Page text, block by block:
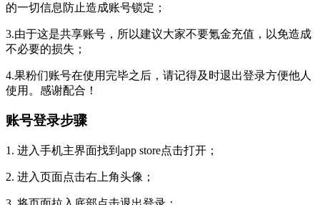
的一切信息防止造成账号锁定；
3.由于这是共享账号，所以建议大家不要氪金充值，以免造成
不必要的损失；
4.果粉们账号在使用完毕之后，请记得及时退出登录方便他人
使用。感谢配合！
账号登录步骤
1. 进入手机主界面找到app store点击打开；
2. 进入页面点击右上角头像；